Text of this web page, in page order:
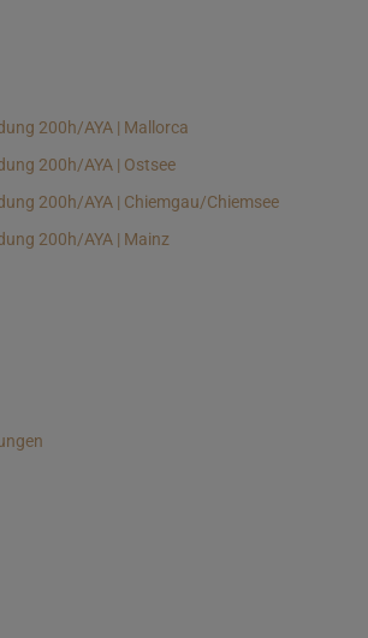
200h/AYA | Mallorca
200h/AYA | Ostsee
200h/AYA | Chiemgau/Chiemsee
200h/AYA | Mainz